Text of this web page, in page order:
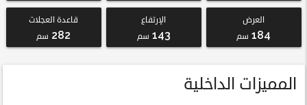
العرض
184 سم
الإرتفاع
143 سم
قاعدة العجلات
282 سم
المميزات الداخلية